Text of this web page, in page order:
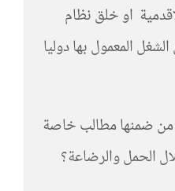
او خلق نظام
المعمول بها دوليا
ضمنها مطالب خاصة
الحمل والرضاعة؟